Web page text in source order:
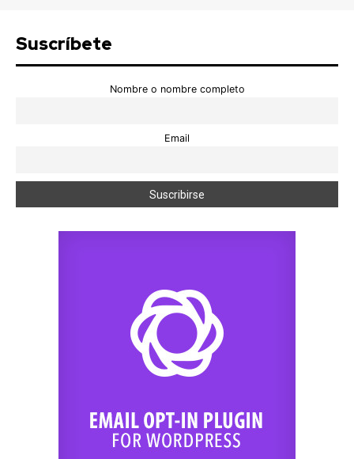
Suscríbete
Nombre o nombre completo
Email